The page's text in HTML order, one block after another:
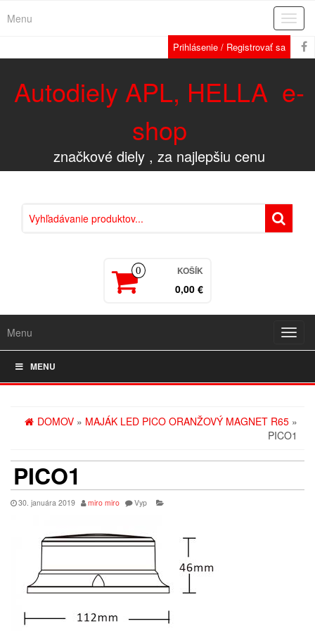
Menu
Prihlásenie / Registrovať sa
Autodiely APL, HELLA e-
shop
značkové diely , za najlepšiu cenu
0 KOŠÍK
0,00 €
Menu
MENU
DOMOV » MAJÁK LED PICO ORANŽOVÝ MAGNET R65 »
PICO1
PICO1
30. januára 2019 miro miro Vyp